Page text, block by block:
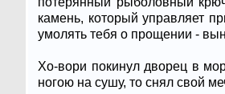
камень, который управляет
умолять тебя о прощении -
Хо-вори покинул дворец в
ногою на сушу, то снял свой